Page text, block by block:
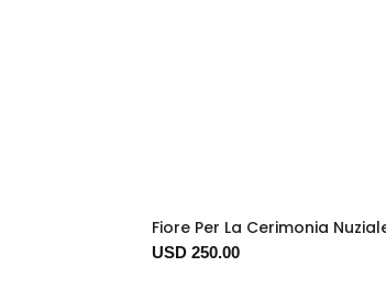
Fiore Per La Cerimonia
USD 250.00